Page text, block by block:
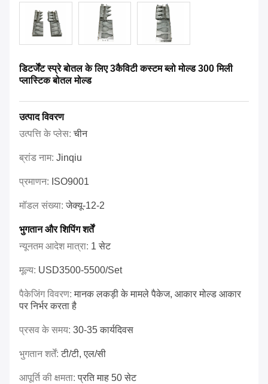
डिटर्जेंट स्प्रे बोतल के लिए 3कैविटी कस्टम ब्लो मोल्ड 300 मिली
प्लास्टिक बोतल मोल्ड
उत्पाद विवरण
उत्पत्ति के प्लेस:चीन
ब्रांड नाम: Jinqiu
प्रमाणन: ISO9001
मॉडल संख्या:जेक्यू-12-2
भुगतान और शिपिंग शर्तें
न्यूनतम आदेश मात्रा: 1 सेट
मूल्य: USD3500-5500/set
पैकेजिंग विवरण:मानक लकड़ी के मामले पैकेज, आकार मोल्ड आकार
पर निर्भर करता है
प्रसव के समय: 30-35 कार्यदिवस
भुगतान शर्तें:टी/टी, एल/सी
आपूर्ति की क्षमता:प्रति माह 50 सेट